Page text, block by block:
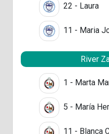
22 - Laura
11 - Maria
River
1 - Marta
5 - María
11 - Blanca